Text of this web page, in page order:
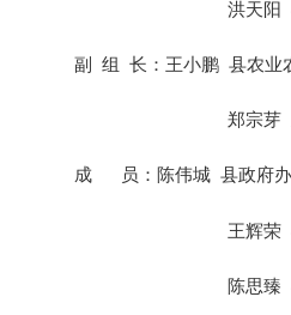
洪天阳
副 组 长： 王小鹏 县农业
郑宗芽
成 员：陈伟城 县政府
王辉荣
陈思臻